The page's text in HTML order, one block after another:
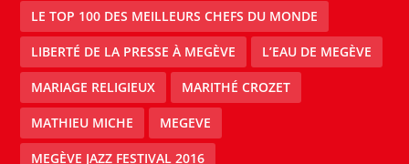
LE TOP 100 DES MEILLEURS CHEFS DU MONDE
LIBERTÉ DE LA PRESSE À MEGÈVE L’EAU DE MEGÈVE
MARIAGE RELIGIEUX MARITHÉ CROZET
MATHIEU MICHE MEGEVE
MEGÈVE JAZZ FESTIVAL 2016